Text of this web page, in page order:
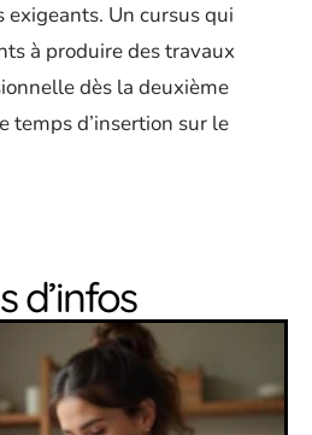
exigeants. Un cursus qui
à produire des travaux
dès la deuxième
temps d’insertion sur le
d’infos